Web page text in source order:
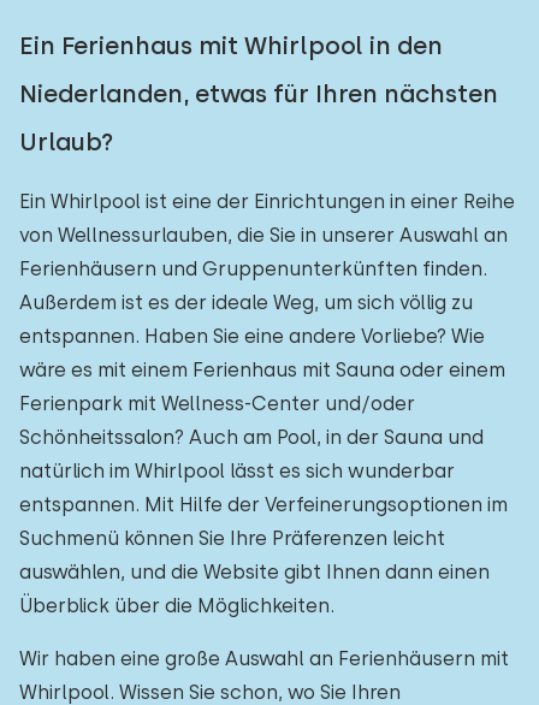
Ein Ferienhaus mit Whirlpool in den
Niederlanden, etwas für Ihren nächsten
Urlaub?
Ein Whirlpool ist eine der Einrichtungen in einer Reihe
von Wellnessurlauben, die Sie in unserer Auswahl an
Ferienhäusern und Gruppenunterkünften finden.
Außerdem ist es der ideale Weg, um sich völlig zu
entspannen. Haben Sie eine andere Vorliebe? Wie
wäre es mit einem Ferienhaus mit Sauna oder einem
Ferienpark mit Wellness-Center und/oder
Schönheitssalon? Auch am Pool, in der Sauna und
natürlich im Whirlpool lässt es sich wunderbar
entspannen. Mit Hilfe der Verfeinerungsoptionen im
Suchmenü können Sie Ihre Präferenzen leicht
auswählen, und die Website gibt Ihnen dann einen
Überblick über die Möglichkeiten.
Wir haben eine große Auswahl an Ferienhäusern mit
Whirlpool. Wissen Sie schon, wo Sie Ihren